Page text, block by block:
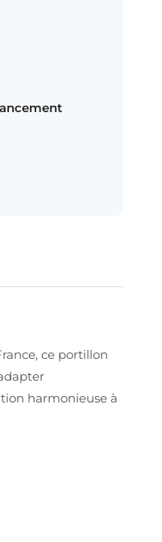
ce portillon
harmonieuse à